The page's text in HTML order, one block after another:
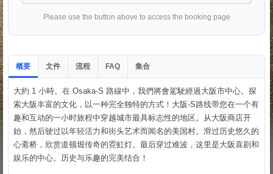
Please use the button above to access the booking page
概要 文件 流程 FAQ 集合
大約 1 小時。在 Osaka-S 路線中，我們將會駕駛經過大阪市中心。探
索大阪丰富的文化，以一种完全独特的方式！大阪-S路线带您在一个有
趣和互动的一小时旅程中穿越城市最具标志性的地区。从大阪商店开
始，然后驶过以年轻活力和街头艺术而闻名的美国村。滑过历史悠久的
心斋桥，欣赏道顿堀传奇的霓虹灯。最后穿过难波，这里是大阪喜剧和
娱乐的中心。历史与乐趣的完美结合！